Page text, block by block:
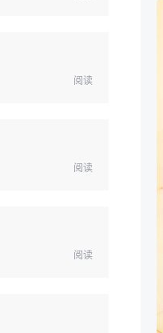
阅读
阅读
阅读